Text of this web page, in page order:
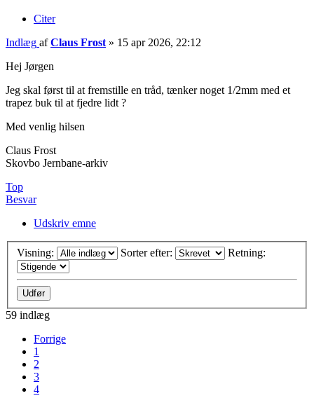
Citer
Indlæg afClaus Frost » 15 apr 2026, 22:12
Hej Jørgen
Jeg skal først til at fremstille en tråd, tænker noget 1/2mm med et
trapez buk til at fjedre lidt ?
Med venlig hilsen
Claus Frost
Skovbo Jernbane-arkiv
Top
Besvar
Udskriv emne
Visning: Sorter efter: Retning:
59 indlæg
Forrige
1
2
3
4